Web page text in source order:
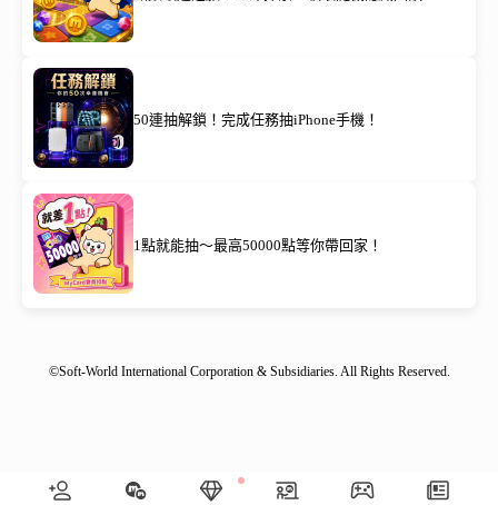
50連抽解鎖！完成任務抽iPhone手機！
1點就能抽～最高50000點等你帶回家！
©Soft-World International Corporation & Subsidiaries. All Rights Reserved.